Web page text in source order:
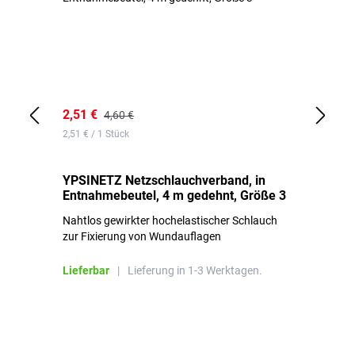
2,51 € 4,60 €
2,51 € / 1 Stück
YPSINETZ Netzschlauchverband, in
Entnahmebeutel, 4 m gedehnt, Größe 3
Nahtlos gewirkter hochelastischer Schlauch
zur Fixierung von Wundauflagen
Lieferbar | Lieferung in 1-3 Werktagen.